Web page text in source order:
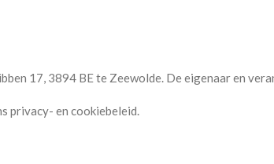
17, 3894 BE te Zeewolde. De eigenaar en
privacy- en cookiebeleid.